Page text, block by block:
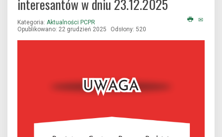
interesantów w dniu 23.12.2025
Kategoria: Aktualności PCPR
Opublikowano: 22 grudzień 2025
Odsłony: 520